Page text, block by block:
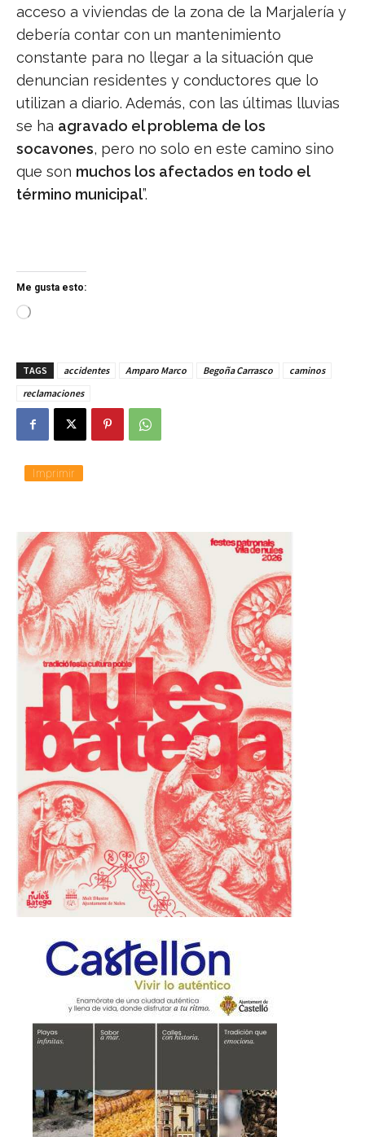
acceso a viviendas de la zona de la Marjalería y
debería contar con un mantenimiento
constante para no llegar a la situación que
denuncian residentes y conductores que lo
utilizan a diario. Además, con las últimas lluvias
se ha agravado el problema de los
socavones, pero no solo en este camino sino
que son muchos los afectados en todo el
término municipal”.
Me gusta esto:
C
a
o
.
.
TAGS accidentes Amparo Marco Begoña Carrasco
caminos
reclamaciones
Imprimir